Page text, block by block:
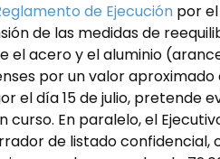
de Ejecuciónpor el
de las medidas de
el acero y el aluminio
por un valor aproximado
el día 15 de julio, pretende
En paralelo, el
de listado confidencial,